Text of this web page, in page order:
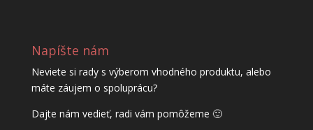
Napíšte nám
Neviete si rady s výberom vhodného produktu, alebo
máte záujem o spoluprácu?
Dajte nám vedieť, radi vám pomôžeme 🙂